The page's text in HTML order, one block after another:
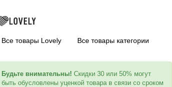
Все товары Lovely Все товары категории
Будьте внимательны! Скидки 30 или 50% могут
быть обусловлены уценкой товара в связи со сроком